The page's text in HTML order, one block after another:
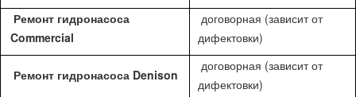
Ремонт гидронасоса
Commercial
договорная (зависит от
дифектовки)
Ремонт гидронасоса Denison
договорная (зависит от
дифектовки)